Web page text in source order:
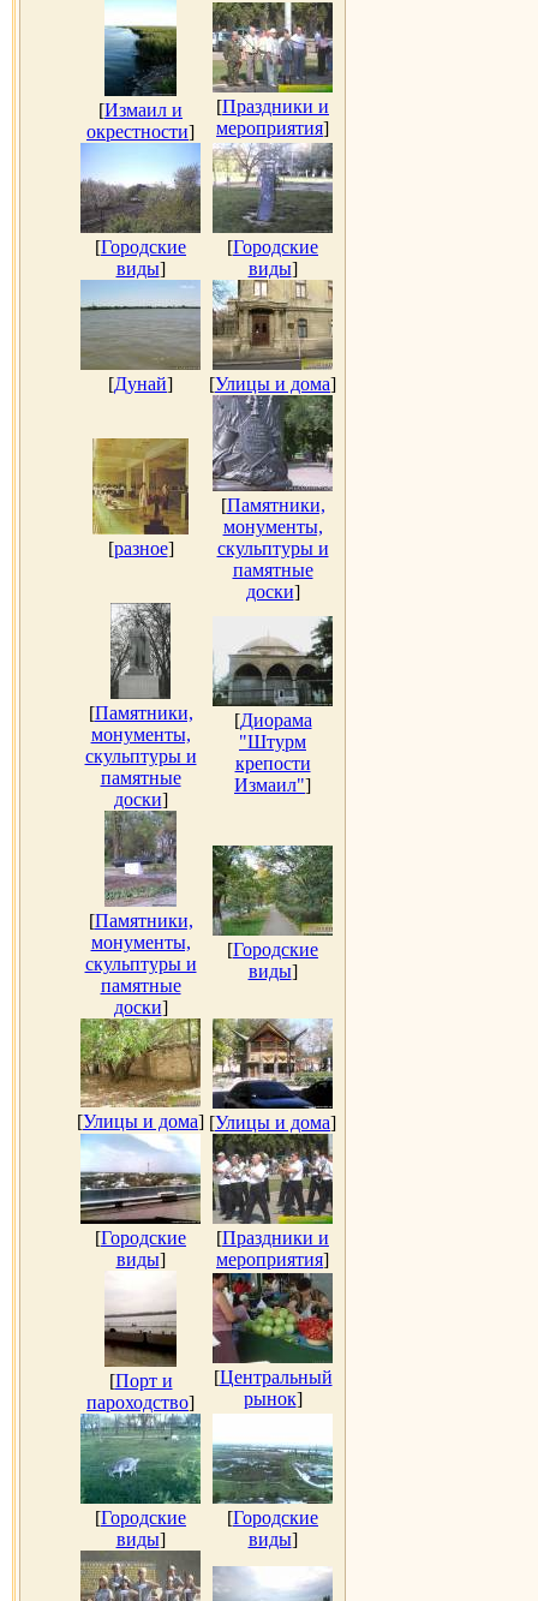
[Измаил и
окрестности]
[Праздники и
мероприятия]
[Городские
виды]
[Городские
виды]
[Дунай] [Улицы и дома]
[разное]
[Памятники,
монументы,
скульптуры и
памятные
доски]
[Памятники,
монументы,
скульптуры и
памятные
доски]
[Диорама
"Штурм
крепости
Измаил"]
[Памятники,
монументы,
скульптуры и
памятные
доски]
[Городские
виды]
[Улицы и дома] [Улицы и дома]
[Городские
виды]
[Праздники и
мероприятия]
[Порт и
пароходство]
[Центральный
рынок]
[Городские
виды]
[Городские
виды]